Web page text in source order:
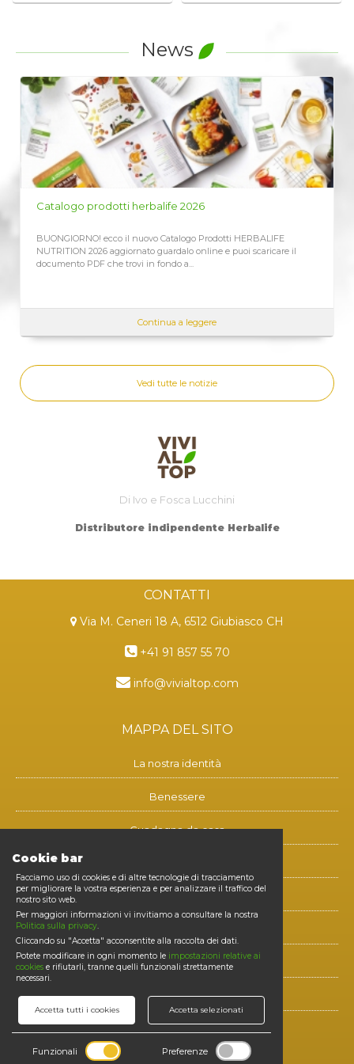
il vostro coach del benessere
News
LISTINO PREZZI HERBALIFE 2026
Richiedi qui il Listino Prezzi Herbalife 2026, prezzi ufficiali di
vendita al cliente CLICCA QUI ricevi immediatamente sempre
aggiornato Assieme...
Continua a leggere
Vedi tutte le notizie
Di Ivo e Fosca Lucchini
Distributore indipendente Herbalife
CONTATTI
Via M. Ceneri 18 A, 6512 Giubiasco CH
+41 91 857 55 70
info@vivialtop.com
MAPPA DEL SITO
La nostra identità
Benessere
Guadagna da casa
Contatti
E-shop
Login
SEGUICI SUI SOCIAL
Cookie bar
Facciamo uso di cookies e di altre tecnologie di tracciamento
per migliorare la vostra esperienza e per analizzare il traffico del
nostro sito web.
Per maggiori informazioni vi invitiamo a consultare la nostra
Politica sulla privacy.
Cliccando su "Accetta" acconsentite alla raccolta dei dati.
Potete modificare in ogni momento le impostazioni relative ai
cookies e rifiutarli, tranne quelli funzionali strettamente
necessari.
Accetta tutti i cookies Accetta selezionati
Funzionali Preferenze